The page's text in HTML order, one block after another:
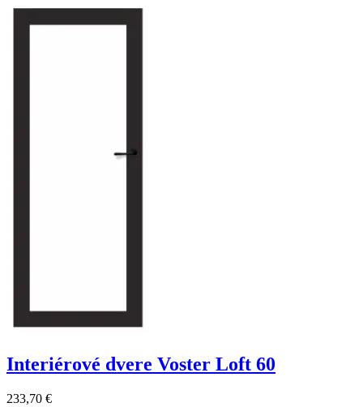
Interiérové dvere Voster Loft 60
233,70 €